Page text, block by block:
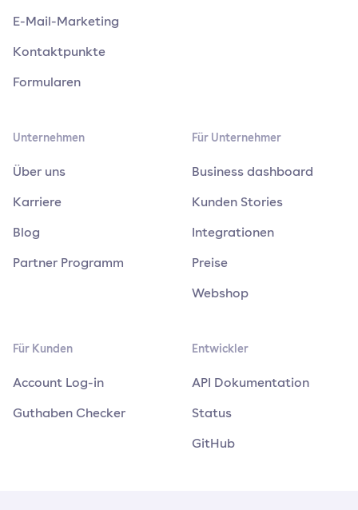
E-Mail-Marketing
Kontaktpunkte
Formularen
Unternehmen
Über uns
Karriere
Blog
Partner Programm
Für Unternehmer
Business dashboard
Kunden Stories
Integrationen
Preise
Webshop
Für Kunden
Account Log-in
Guthaben Checker
Entwickler
API Dokumentation
Status
GitHub